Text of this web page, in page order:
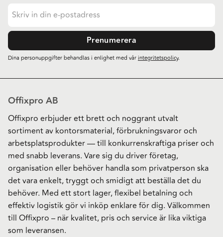
Prenumerera
Dina personuppgifter behandlas i enlighet med vårintegritetspolicy.
Offixpro AB
Offixpro erbjuder ett brett och noggrant utvalt
sortiment av kontorsmaterial, förbrukningsvaror och
arbetsplatsprodukter — till konkurrenskraftiga priser och
med snabb leverans. Vare sig du driver företag,
organisation eller behöver handla som privatperson ska
det vara enkelt, tryggt och smidigt att beställa det du
behöver. Med ett stort lager, flexibel betalning och
effektiv logistik gör vi inköp enklare för dig. Välkommen
till Offixpro – när kvalitet, pris och service är lika viktiga
som leveransen.